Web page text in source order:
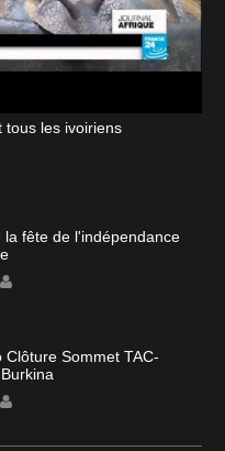
tous les ivoiriens
la fête de l'indépendance
Clôture Sommet TAC-